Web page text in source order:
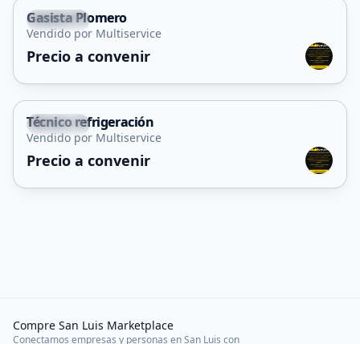
Capital
Servicio
Gasista Plomero
Vendido por Multiservice
Precio a convenir
Capital
Servicio
Técnico refrigeración
Vendido por Multiservice
Precio a convenir
Compre San Luis Marketplace
Conectamos empresas y personas en San Luis con